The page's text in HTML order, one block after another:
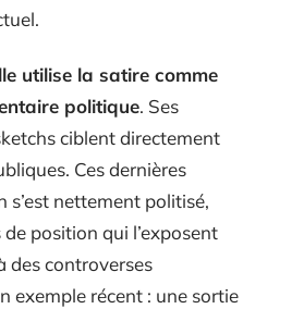
utilise la satire comme
politique. Ses
ciblent directement
Ces dernières
s’est nettement politisé,
position qui l’exposent
des controverses
exemple récent : une sortie